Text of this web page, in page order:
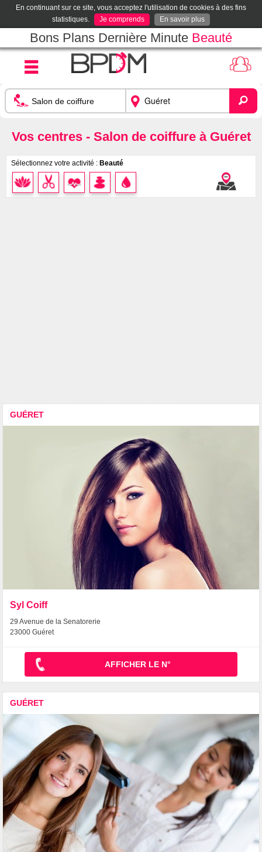
En continuant sur ce site, vous acceptez l'utilisation de cookies à des fins
statistiques.
Je comprends En savoir plus
Bons Plans Dernière Minute Beauté
Vos centres - Salon de coiffure à Guéret
Sélectionnez votre activité : Beauté
GUÉRET
Syl Coiff
29 Avenue de la Senatorerie
23000 Guéret
AFFICHER LE N°
GUÉRET